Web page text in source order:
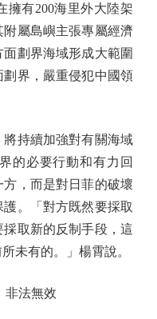
擁有200海里外大陸架
屬島嶼主張專屬經濟
劃界海域形成大範圍
界，嚴重侵犯中國領
持續加強對有關海域
的必要行動和有力回
，而是對日菲的破壞
。「對方既然要採取
取新的反制手段，這
未有的。」楊霄說。
法無效